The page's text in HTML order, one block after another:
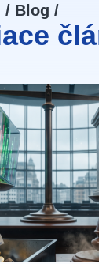
/ Blog /